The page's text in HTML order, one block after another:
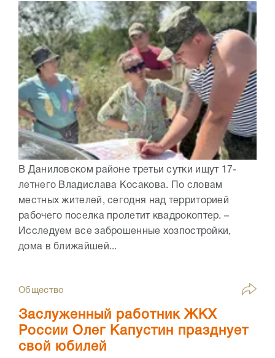
В Даниловском районе третьи сутки ищут 17-
летнего Владислава Косакова. По словам
местных жителей, сегодня над территорией
рабочего поселка пролетит квадрокоптер. –
Исследуем все заброшенные хозпостройки,
дома в ближайшей...
Общество
Заслуженный работник ЖКХ
России Олег Капустин празднует
свой юбилей